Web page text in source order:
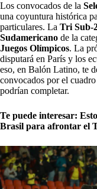
Los convocados de la
una coyuntura histórica
particulares. La Tri Sub-
Sudamericano de la
Juegos Olímpicos. La
disputará en París y los
eso, en Balón Latino, te
convocados por el
podrían completar.
Te puede interesar:
Brasil para afrontar el